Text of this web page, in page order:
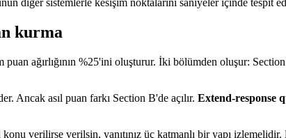
kurma
puan ağırlığının %25'ini oluşturur. İki bölümden oluşur:
Ancak asıl puan farkı Section B'de açılır. Extend-response
verilirse verilsin, yanıtınız üç katmanlı bir yapı